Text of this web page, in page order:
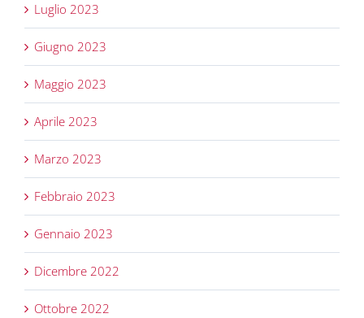
Luglio 2023
Giugno 2023
Maggio 2023
Aprile 2023
Marzo 2023
Febbraio 2023
Gennaio 2023
Dicembre 2022
Ottobre 2022